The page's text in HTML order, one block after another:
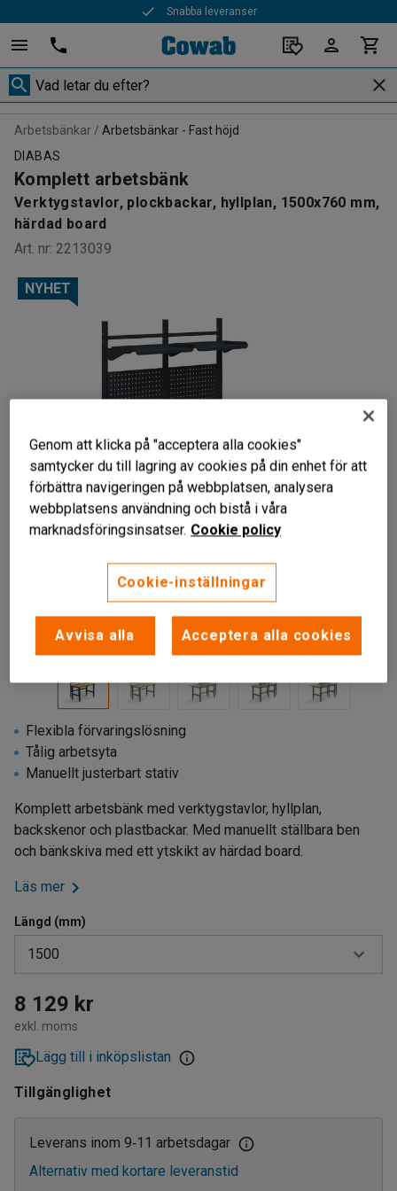
Snabba leveranser
Arbetsbänkar
Arbetsbänkar - Fast höjd
DIABAS
Komplett arbetsbänk
Verktygstavlor, plockbackar, hyllplan, 1500x760 mm,
härdad board
Art. nr: 2213039
NYHET
Liknande produkter
Flexibla förvaringslösning
Tålig arbetsyta
Manuellt justerbart stativ
Komplett arbetsbänk med verktygstavlor, hyllplan,
backskenor och plastbackar. Med manuellt ställbara ben
och bänkskiva med ett ytskikt av härdad board.
Läs mer
Längd (mm)
1500
1500
2000
8 129 kr
exkl. moms
Lägg till i inköpslistan
Tillgänglighet
Leverans inom 9‑11 arbetsdagar
Alternativ med kortare leveranstid
Genom att klicka på "acceptera alla cookies"
samtycker du till lagring av cookies på din enhet för att
förbättra navigeringen på webbplatsen, analysera
webbplatsens användning och bistå i våra
marknadsföringsinsatser. Cookie policy
Cookie-inställningar
Avvisa alla Acceptera alla cookies